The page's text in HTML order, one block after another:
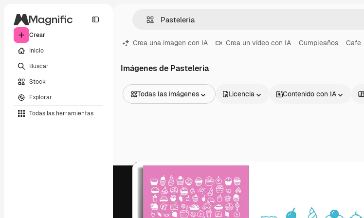
Crear
Inicio
Buscar
Stock
Explorar
Todas las herramientas
Crea una imagen con IA Crea un vídeo con IA Cumpleaños Cafe
Imágenes de Pasteleria
Todas las imágenes
Vídeos
Clips de vídeo
Motion graphics
Plantillas de vídeos
Modelos 3D
Licencia Contenido con IA
Productos